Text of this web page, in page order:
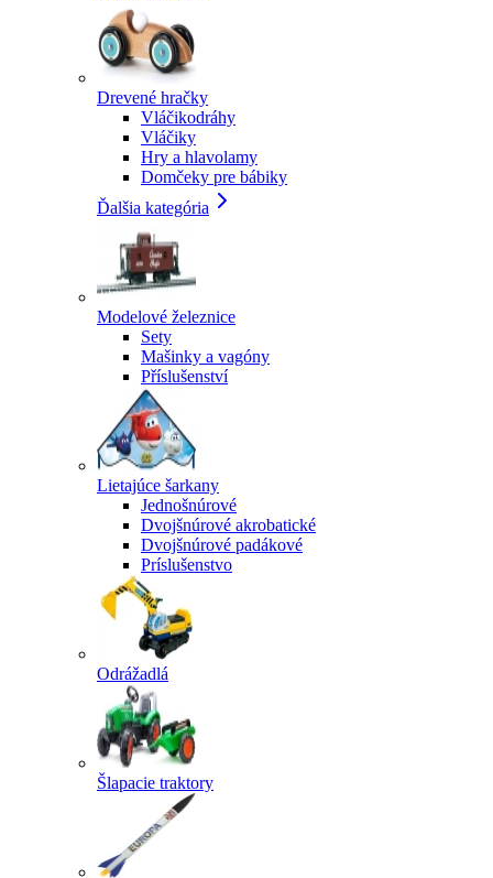
Drevené hračky
Vláčikodráhy
Vláčiky
Hry a hlavolamy
Domčeky pre bábiky
Ďalšia kategória
Modelové železnice
Sety
Mašinky a vagóny
Příslušenství
Lietajúce šarkany
Jednošnúrové
Dvojšnúrové akrobatické
Dvojšnúrové padákové
Príslušenstvo
Odrážadlá
Šlapacie traktory